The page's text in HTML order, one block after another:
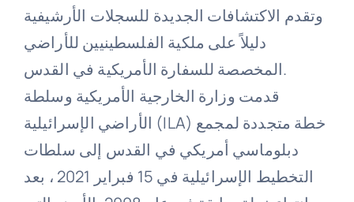
وتقدم الاكتشافات الجديدة للسجلات الأرشيفية
دليلاً على ملكية الفلسطينيين للأراضي
المخصصة للسفارة الأمريكية في القدس.
قدمت وزارة الخارجية الأمريكية وسلطة
الأراضي الإسرائيلية (ILA) خطة متجددة لمجمع
دبلوماسي أمريكي في القدس إلى سلطات
التخطيط الإسرائيلية في 15 فبراير 2021 ، بعد